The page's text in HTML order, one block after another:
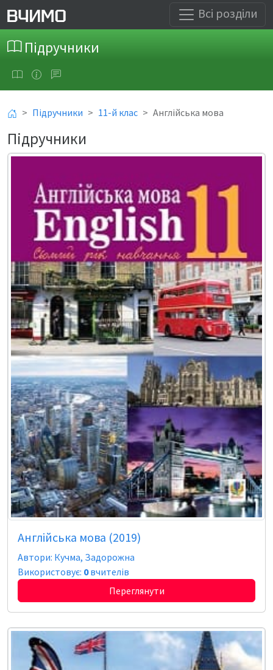
Всі розділи
Підручники
Підручники 11-й клас Англійська мова
Підручники
Англійська мова (2019)
Автори: Кучма, Задорожна
Використовує: 0вчителів
Переглянути